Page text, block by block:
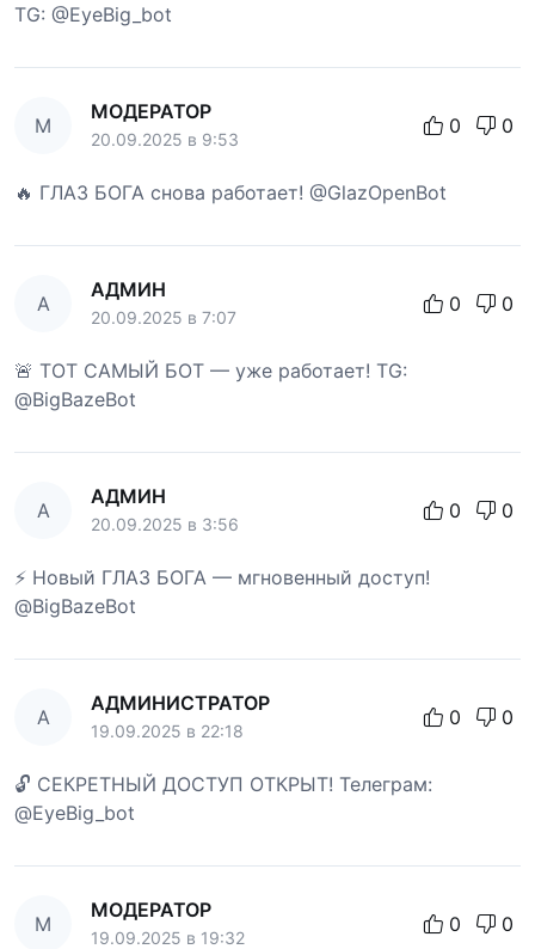
TG: @EyeBig_bot
М
МОДЕРАТОР
20.09.2025 в 9:53
0 0
🔥 ГЛАЗ БОГА снова работает! @GlazOpenBot
А
АДМИН
20.09.2025 в 7:07
0 0
🚨 ТОТ САМЫЙ БОТ — уже работает! TG:
@BigBazeBot
А
АДМИН
20.09.2025 в 3:56
0 0
⚡ Новый ГЛАЗ БОГА — мгновенный доступ!
@BigBazeBot
А
АДМИНИСТРАТОР
19.09.2025 в 22:18
0 0
🔓 СЕКРЕТНЫЙ ДОСТУП ОТКРЫТ! Телеграм:
@EyeBig_bot
М
МОДЕРАТОР
19.09.2025 в 19:32
0 0